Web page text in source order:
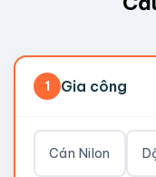
1 Gia công
Cán Nilon